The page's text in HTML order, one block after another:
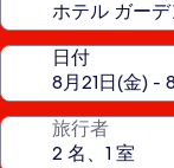
日付
旅行者